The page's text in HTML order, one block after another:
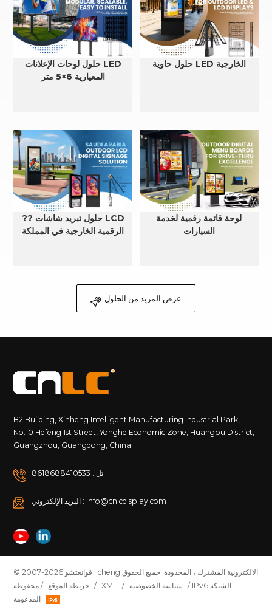
حلول لوحات الإعلانات LED
المعيارية 6×5 متر
حلول حاوية LED الخارجية
?? حلول تبريد شاشات LCD
الرقمية الخارجية في المملكة
لوحة قائمة رقمية لخدمة
السيارات
عرض المزيد من الحلول
B2 Building, Xinheng Intelligent Manufacturing Industrial Park,
No.10 Hefeng 1st Street, Yonghe Economic Zone, Huangpu District,
Guangzhou, Guangdong, China
تل : 8618688410533
البريد الإلكتروني : info@cnlcdisplay.com
© 2007-2026 قوانغتشو licheng الالكترونية المشترك ، المحدودة جميع الحقوق
محفوظة / خريطة الموقع / XML / سياسة الخصوصية / IPv6 الشبكة